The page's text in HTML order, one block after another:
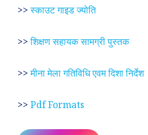
>>स्काउट गाइड ज्योति
>>शिक्षण सहायक सामग्री पुस्तक
>>मीना मेला गतिविधि एवम दिशा निर्देश
>> Pdf Formats